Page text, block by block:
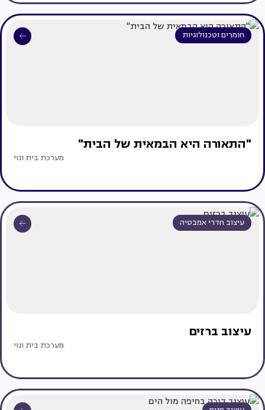
חומרים וטכנולוגיות
"התאורה היא הבמאית של הבית"
מערכת בית ונוי
עיצוב חדרי אמבטיה
עיצוב ברזים
מערכת בית ונוי